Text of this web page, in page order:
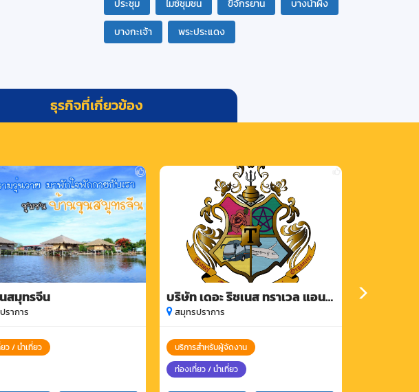
ประชุม ไมซ์ชุมชน ขี่จักรยาน
บางน้ำผึ้ง
บางกะเจ้า
พระประแดง
ธุรกิจที่เกี่ยวข้อง
สมุทรจีน
ราการ
ว / นำเที่ยว
บริษัท เดอะ ริชเนส ทราเวล แอนด์
ออแกไนเซอร์ จำกัด
สมุทรปราการ
บริการสำหรับผู้จัดงาน
ท่องเที่ยว / นำเที่ยว
บริษัท ลีเช